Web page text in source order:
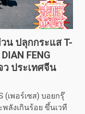
น ปลุกกระแส T-
FENG
ว ประเทศจีน
(เพอร์เซส) บอยกรุ๊
ลังเกินร้อย ขึ้นเวที